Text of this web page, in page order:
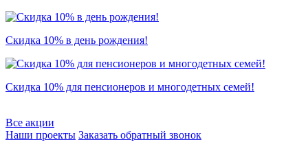
Скидка 10% в день рождения!
Скидка 10% для пенсионеров и многодетных семей!
Все акции
Наши проекты Заказать обратный звонок